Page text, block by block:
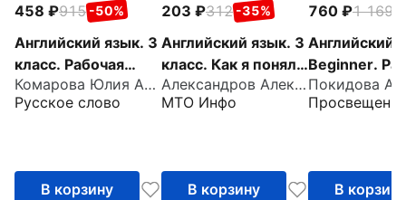
458 915 -50%
Английский язык. 3
класс. Рабочая
тетрадь к учебнику
Ю.А. Комаровой,
Комарова Юлия Александровна
Русское слово
В корзину
203 312 -35%
Английский язык. 3
класс. Как я понял
тему.
Тематические
Александров Александр Вячеславович
МТО Инфо
В корзину
760 1 169
Английский
Beginner.
тетрадь
В корзину